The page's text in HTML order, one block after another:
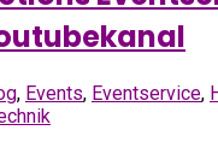
, Events, Eventservice,